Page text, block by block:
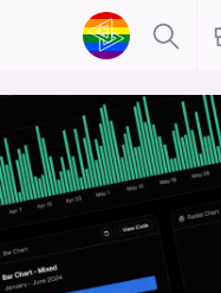
lønn
karriere
utdanning